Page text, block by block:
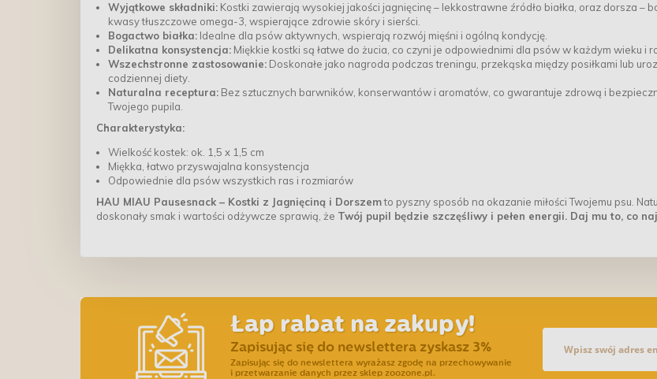
Wyjątkowe składniki: Kostki zawierają wysokiej jakości jagnięcinę – lekkostrawne źródło białka, oraz dorsza –
kwasy tłuszczowe omega-3, wspierające zdrowie skóry i sierści.
Bogactwo białka: Idealne dla psów aktywnych, wspierają rozwój mięśni i ogólną kondycję.
Delikatna konsystencja: Miękkie kostki są łatwe do żucia, co czyni je odpowiednimi dla psów w każdym wieku i
Wszechstronne zastosowanie: Doskonałe jako nagroda podczas treningu, przekąska między posiłkami lub
codziennej diety.
Naturalna receptura: Bez sztucznych barwników, konserwantów i aromatów, co gwarantuje zdrową i
Twojego pupila.
Charakterystyka:
Wielkość kostek: ok. 1,5 x 1,5 cm
Miękka, łatwo przyswajalna konsystencja
Odpowiednie dla psów wszystkich ras i rozmiarów
HAU MIAU Pausesnack – Kostki z Jagnięciną i Dorszemto pyszny sposób na okazanie miłości Twojemu psu.
doskonały smak i wartości odżywcze sprawią, że Twój pupil będzie szczęśliwy i pełen energii. Daj mu to, co
Łap rabat na zakupy!
Zapisując się do newslettera zyskasz 3%
Zapisując się do newslettera wyrażasz zgodę na przechowywanie
i przetwarzanie danych przez sklep zoozone.pl.